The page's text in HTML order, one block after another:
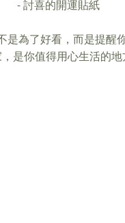
- 討喜的開運貼紙
是為了好看，而是提醒
，是你值得用心生活的地